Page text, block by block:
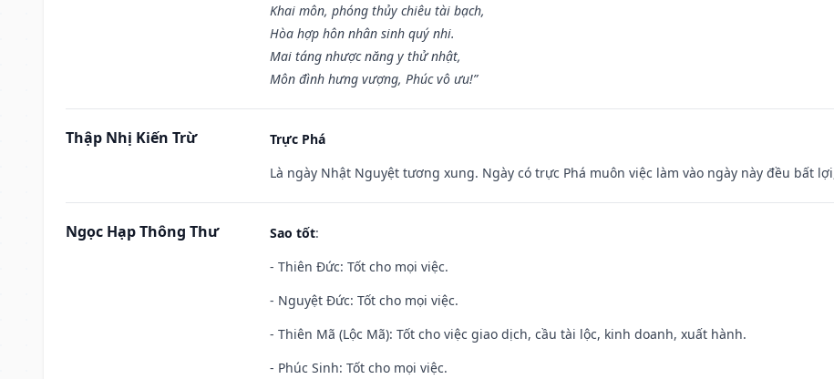
Khai môn, phóng thủy chiêu tài bạch,
Hòa hợp hôn nhân sinh quý nhi.
Mai táng nhược năng y thử nhật,
Môn đình hưng vượng, Phúc vô ưu!”
Thập Nhị Kiến Trừ
Trực Phá
Là ngày Nhật Nguyệt tương xung. Ngày có trực Phá muôn việc làm vào ngày này đều bất
Ngọc Hạp Thông Thư Sao tốt:
- Thiên Đức: Tốt cho mọi việc.
- Nguyệt Đức: Tốt cho mọi việc.
- Thiên Mã (Lộc Mã): Tốt cho việc giao dịch, cầu tài lộc, kinh doanh, xuất hành.
- Phúc Sinh: Tốt cho mọi việc.